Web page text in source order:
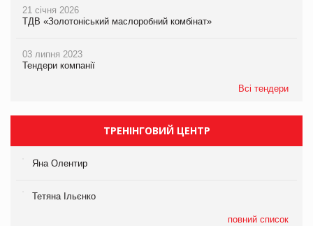
21 січня 2026
ТДВ «Золотоніський маслоробний комбінат»
03 липня 2023
Тендери компанії
Всі тендери
ТРЕНІНГОВИЙ ЦЕНТР
Яна Олентир
Тетяна Ільєнко
повний список